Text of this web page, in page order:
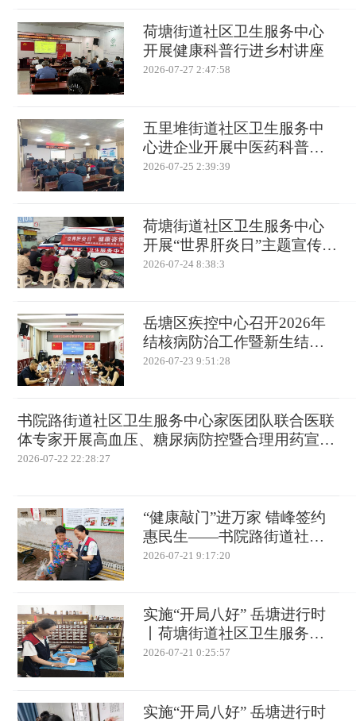
荷塘街道社区卫生服务中心
开展健康科普行进乡村讲座
2026-07-27 2:47:58
五里堆街道社区卫生服务中
心进企业开展中医药科普知
识讲座
2026-07-25 2:39:39
荷塘街道社区卫生服务中心
开展“世界肝炎日”主题宣传活
动
2026-07-24 8:38:3
岳塘区疾控中心召开2026年
结核病防治工作暨新生结核
筛查专项培训会
2026-07-23 9:51:28
书院路街道社区卫生服务中心家医团队联合医联
体专家开展高血压、糖尿病防控暨合理用药宣传
活动
2026-07-22 22:28:27
“健康敲门”进万家 错峰签约
惠民生——书院路街道社区
卫生服务中心开展夜间家庭
2026-07-21 9:17:20
实施“开局八好” 岳塘进行时
丨荷塘街道社区卫生服务中
心开展家医“敲门行动”送健康
2026-07-21 0:25:57
实施“开局八好” 岳塘进行时